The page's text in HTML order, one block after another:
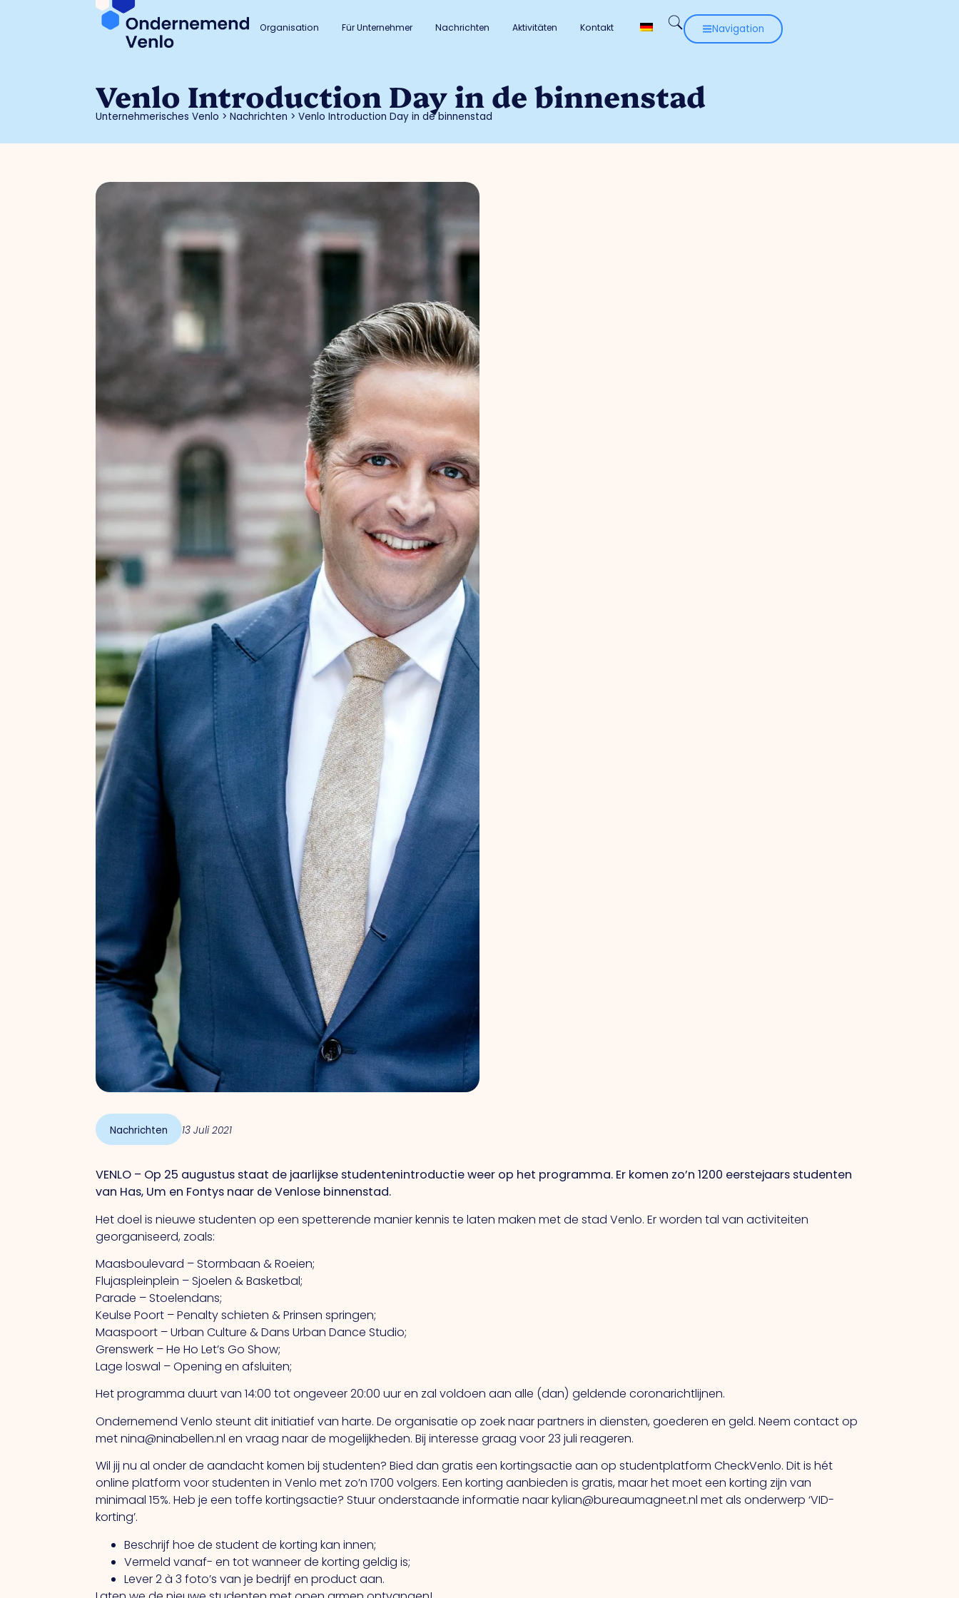
Organisation Für Unternehmer Nachrichten Aktivitäten Kontakt Navigation
Venlo Introduction Day in de binnenstad
Unternehmerisches Venlo >Nachrichten >Venlo Introduction Day in de binnenstad
Nachrichten 13 Juli 2021
VENLO – Op 25 augustus staat de jaarlijkse studentenintroductie weer op het programma. Er komen zo’n 1200 eerstejaars studenten
van Has, Um en Fontys naar de Venlose binnenstad.
Het doel is nieuwe studenten op een spetterende manier kennis te laten maken met de stad Venlo. Er worden tal van activiteiten
georganiseerd, zoals:
Maasboulevard – Stormbaan & Roeien;
Flujaspleinplein – Sjoelen & Basketbal;
Parade – Stoelendans;
Keulse Poort – Penalty schieten & Prinsen springen;
Maaspoort – Urban Culture & Dans Urban Dance Studio;
Grenswerk – He Ho Let’s Go Show;
Lage loswal – Opening en afsluiten;
Het programma duurt van 14:00 tot ongeveer 20:00 uur en zal voldoen aan alle (dan) geldende coronarichtlijnen.
Ondernemend Venlo steunt dit initiatief van harte. De organisatie op zoek naar partners in diensten, goederen en geld. Neem contact op
met nina@ninabellen.nl en vraag naar de mogelijkheden. Bij interesse graag voor 23 juli reageren.
Wil jij nu al onder de aandacht komen bij studenten? Bied dan gratis een kortingsactie aan op studentplatform CheckVenlo. Dit is hét
online platform voor studenten in Venlo met zo’n 1700 volgers. Een korting aanbieden is gratis, maar het moet een korting zijn van
minimaal 15%. Heb je een toffe kortingsactie? Stuur onderstaande informatie naar kylian@bureaumagneet.nl met als onderwerp ‘VID-
korting’.
Beschrijf hoe de student de korting kan innen;
Vermeld vanaf- en tot wanneer de korting geldig is;
Lever 2 à 3 foto’s van je bedrijf en product aan.